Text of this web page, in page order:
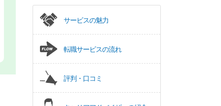
サービスの魅力
転職サービスの流れ
評判・口コミ